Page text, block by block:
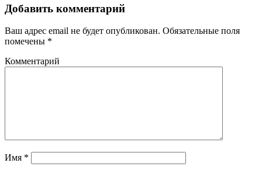
Добавить комментарий
Ваш адрес email не будет опубликован. Обязательные поля
помечены *
Комментарий
Имя *